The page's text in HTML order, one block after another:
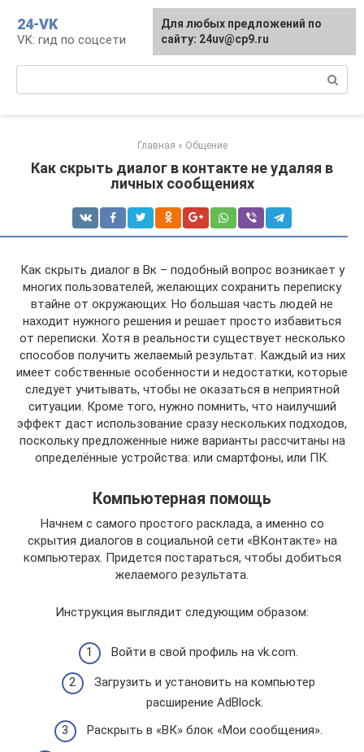
контенту
24-VK
VK: гид по соцсети
Главная » Общение
Как скрыть диалог в контакте не удаляя в
личных сообщениях
Как скрыть диалог в Вк – подобный вопрос возникает у
многих пользователей, желающих сохранить переписку
втайне от окружающих. Но большая часть людей не
находит нужного решения и решает просто избавиться
от переписки. Хотя в реальности существует несколько
способов получить желаемый результат. Каждый из них
имеет собственные особенности и недостатки, которые
следует учитывать, чтобы не оказаться в неприятной
ситуации. Кроме того, нужно помнить, что наилучший
эффект даст использование сразу нескольких подходов,
поскольку предложенные ниже варианты рассчитаны на
определённые устройства: или смартфоны, или ПК.
Компьютерная помощь
Начнем с самого простого расклада, а именно со
скрытия диалогов в социальной сети «ВКонтакте» на
компьютерах. Придется постараться, чтобы добиться
желаемого результата.
Инструкция выглядит следующим образом:
Войти в свой профиль на vk.com.
Загрузить и установить на компьютер
расширение AdBlock.
Раскрыть в «ВК» блок «Мои сообщения».
Для любых предложений по
сайту: 24uv@cp9.ru